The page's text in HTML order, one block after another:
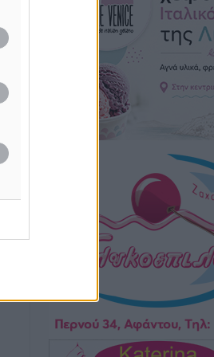
Τοπικές Ειδήσεις πριν 7 ώρες
Iατρικός Σύλλογος Ροδου
Γεωργιάδη: Στρατηγικές
την Ενίσχυση της
Νησιωτική Ελλάδα και στα
πριν 8 ώρες
Πάνθηρες: Ξεκίνησαν
την παρθενική “πτήση” τους
Αθλητικά• πριν 8 ώρες
Άρης Αρχαγγέλου: Στο
άτυχου Ιάκωβου Θωμά
Αθλητικά πριν 8 ώρες